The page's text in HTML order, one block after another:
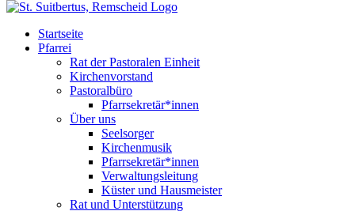
Startseite
Pfarrei
Rat der Pastoralen Einheit
Kirchenvorstand
Pastoralbüro
Pfarrsekretär*innen
Über uns
Seelsorger
Kirchenmusik
Pfarrsekretär*innen
Verwaltungsleitung
Küster und Hausmeister
Rat und Unterstützung